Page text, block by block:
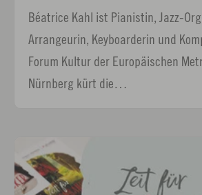
Béatrice Kahl ist Pianistin, Jazz-
Arrangeurin, Keyboarderin und
Forum Kultur der Europäischen
Nürnberg kürt die…